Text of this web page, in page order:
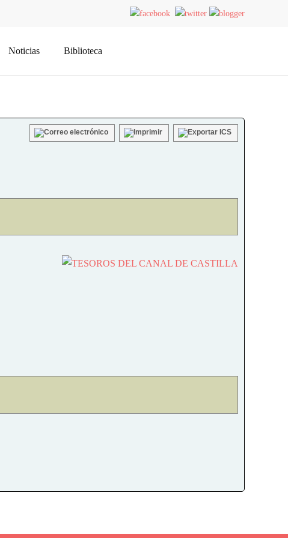
Noticias Biblioteca